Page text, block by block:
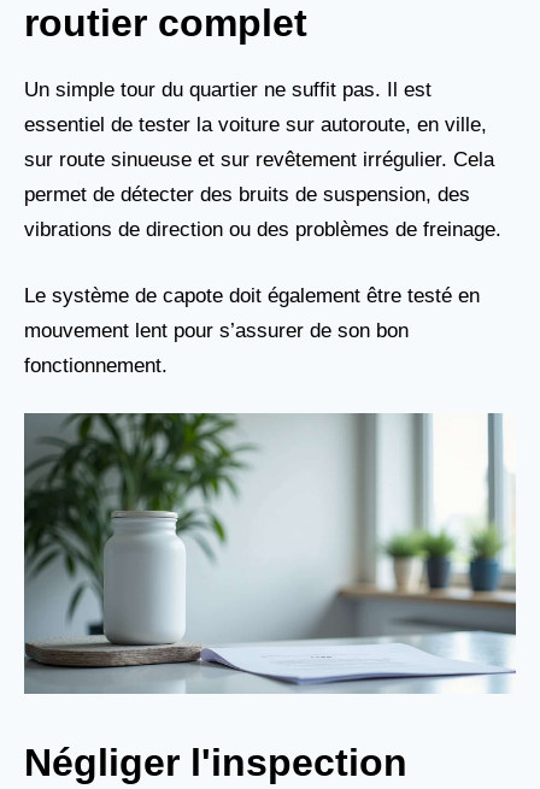
routier complet
Un simple tour du quartier ne suffit pas. Il est
essentiel de tester la voiture sur autoroute, en ville,
sur route sinueuse et sur revêtement irrégulier. Cela
permet de détecter des bruits de suspension, des
vibrations de direction ou des problèmes de freinage.
Le système de capote doit également être testé en
mouvement lent pour s’assurer de son bon
fonctionnement.
Négliger l'inspection